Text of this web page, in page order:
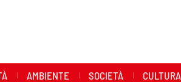
AMBIENTE SOCIETÀ CULTURA